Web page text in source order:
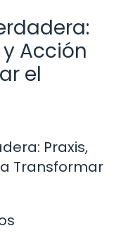
y Acción
el
Praxis,
Transformar